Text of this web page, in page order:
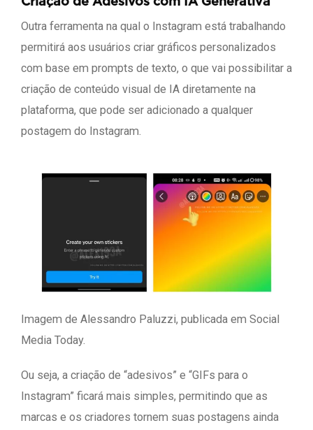
Outra ferramenta na qual o Instagram está trabalhando
permitirá aos usuários criar gráficos personalizados
com base em prompts de texto, o que vai possibilitar a
criação de conteúdo visual de IA diretamente na
plataforma, que pode ser adicionado a qualquer
postagem do Instagram.
Imagem de Alessandro Paluzzi, publicada em Social
Media Today.
Ou seja, a criação de “adesivos” e “GIFs para o
Instagram” ficará mais simples, permitindo que as
marcas e os criadores tornem suas postagens ainda